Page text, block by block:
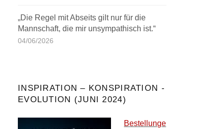
„Die Regel mit Abseits gilt nur für die
Mannschaft, die mir unsympathisch ist.“
04/06/2026
INSPIRATION – KONSPIRATION -
EVOLUTION (JUNI 2024)
Bestellunge